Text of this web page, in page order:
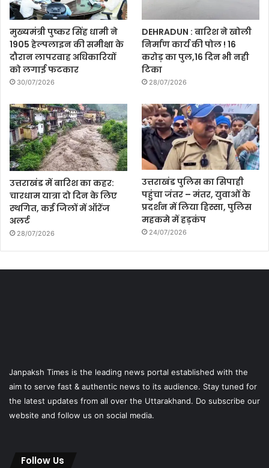
मुख्यमंत्री पुष्कर सिंह धामी ने
1905 हेल्पलाइन की समीक्षा के
दौरान लापरवाह अधिकारियों
को लगाई फटकार
30/07/2026
DEHRADUN : बारिश ने खोली
निर्माण कार्य की पोल ! 16
करोड़ का पुल,16 दिन भी नही
टिका
28/07/2026
उत्तराखंड में बारिश का कहर:
चारधाम यात्रा दो दिन के लिए
स्थगित, कई जिलों में ऑरेंज
अलर्ट
28/07/2026
उत्तराखंड पुलिस का सिपाही
पहुंचा जंतर – मंतर, युवाओं के
प्रदर्शन में लिया हिस्सा, पुलिस
महकमे में हड़कंप
24/07/2026
Janpaksh Times is the leading news portal established with the
aim to serve fast & authentic news to its audience. Stay tuned for
the latest updates from all over the Uttarakhand. Do subscribe our
website and follow us on social media.
Follow Us